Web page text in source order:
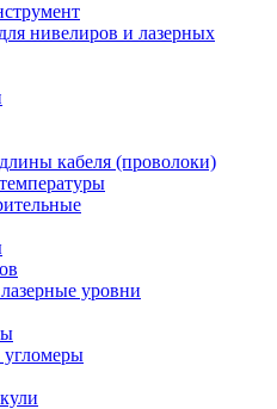
нивелиров и лазерных
кабеля (проволоки)
уровни